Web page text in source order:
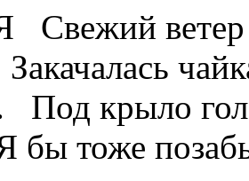
ветер
Под крыло
бы тоже